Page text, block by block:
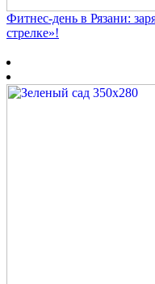
Фитнес‑день в Рязани:
стрелке»!